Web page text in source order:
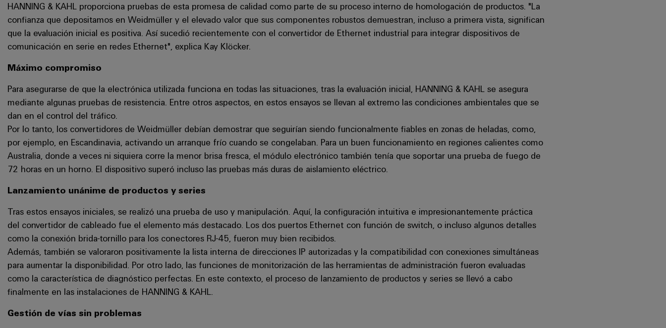
HANNING & KAHL proporciona pruebas de esta promesa de calidad como parte de su proceso interno de homologación de productos. "La
confianza que depositamos en Weidmüller y el elevado valor que sus componentes robustos demuestran, incluso a primera vista, significan
que la evaluación inicial es positiva. Así sucedió recientemente con el convertidor de Ethernet industrial para integrar dispositivos de
comunicación en serie en redes Ethernet", explica Kay Klöcker.
Máximo compromiso
Para asegurarse de que la electrónica utilizada funciona en todas las situaciones, tras la evaluación inicial, HANNING & KAHL se asegura
mediante algunas pruebas de resistencia. Entre otros aspectos, en estos ensayos se llevan al extremo las condiciones ambientales que se
dan en el control del tráfico.
Por lo tanto, los convertidores de Weidmüller debían demostrar que seguirían siendo funcionalmente fiables en zonas de heladas, como,
por ejemplo, en Escandinavia, activando un arranque frío cuando se congelaban. Para un buen funcionamiento en regiones calientes como
Australia, donde a veces ni siquiera corre la menor brisa fresca, el módulo electrónico también tenía que soportar una prueba de fuego de
72 horas en un horno. El dispositivo superó incluso las pruebas más duras de aislamiento eléctrico.
Lanzamiento unánime de productos y series
Tras estos ensayos iniciales, se realizó una prueba de uso y manipulación. Aquí, la configuración intuitiva e impresionantemente práctica
del convertidor de cableado fue el elemento más destacado. Los dos puertos Ethernet con función de switch, o incluso algunos detalles
como la conexión brida-tornillo para los conectores RJ-45, fueron muy bien recibidos.
Además, también se valoraron positivamente la lista interna de direcciones IP autorizadas y la compatibilidad con conexiones simultáneas
para aumentar la disponibilidad. Por otro lado, las funciones de monitorización de las herramientas de administración fueron evaluadas
como la característica de diagnóstico perfectas. En este contexto, el proceso de lanzamiento de productos y series se llevó a cabo
finalmente en las instalaciones de HANNING & KAHL.
Gestión de vías sin problemas